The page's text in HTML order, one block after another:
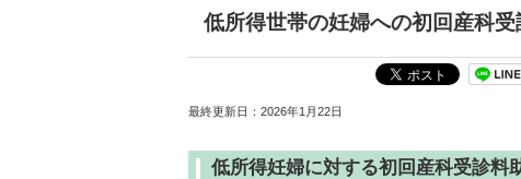
低所得世帯の妊婦への初回産科
最終更新日： 2026年1月22日
低所得妊婦に対する初回産科受診料